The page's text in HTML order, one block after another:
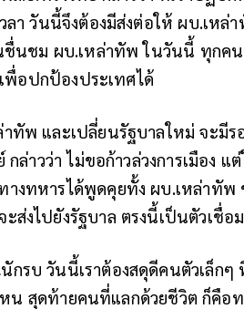
ลา วันนี้จึงต้องมีส่งต่อให้ ผบ.เหล่
ชื่นชม ผบ.เหล่าทัพ ในวันนี้ ทุกค
พื่อปกป้องประเทศได้
ทัพ และเปลี่ยนรัฐบาลใหม่ จะมีร
ล่าวว่า ไม่ขอก้าวล่วงการเมือง
งทหารได้พูดคุยทั้ง ผบ.เหล่าทัพ
ส่งไปยังรัฐบาล ตรงนี้เป็นตัวเชื่
รบ วันนี้เราต้องสดุดีคนตัวเล็ก
หน สุดท้ายคนที่แลกด้วยชีวิต ก็คือ